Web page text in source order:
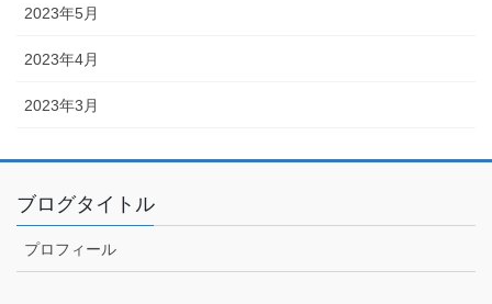
2023年5月
2023年4月
2023年3月
ブログタイトル
プロフィール